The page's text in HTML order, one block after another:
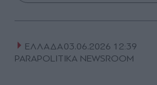
ΕΛΛΑΔΑ03.06.2026 12:39
PARAPOLITIKA NEWSROOM